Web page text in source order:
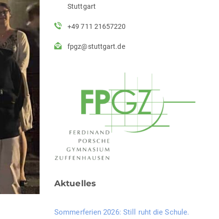
Stuttgart
+49 711 21657220
fpgz@stuttgart.de
Aktuelles
Sommerferien 2026: Still ruht die Schule.